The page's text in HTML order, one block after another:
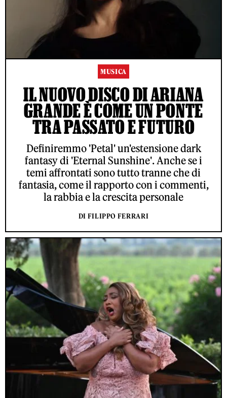
MUSICA
IL NUOVO DISCO DI ARIANA
GRANDE È COME UN PONTE
TRA PASSATO E FUTURO
Definiremmo 'Petal' un'estensione dark
fantasy di 'Eternal Sunshine'. Anche se i
temi affrontati sono tutto tranne che di
fantasia, come il rapporto con i commenti,
la rabbia e la crescita personale
DI FILIPPO FERRARI